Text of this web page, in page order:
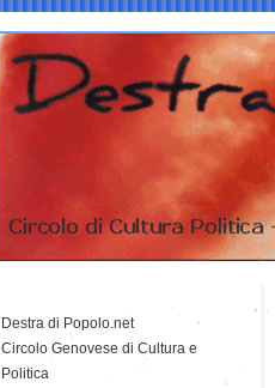
Destra di Popolo.net
Circolo Genovese di Cultura e
Politica